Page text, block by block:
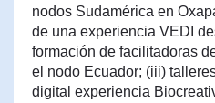
nodos Sudamérica en
de una experiencia VEDI
formación de facilitadoras
el nodo Ecuador; (iii)
digital experiencia